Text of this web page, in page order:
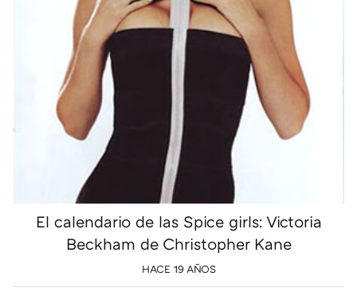
El calendario de las Spice girls: Victoria
Beckham de Christopher Kane
HACE 19 AÑOS